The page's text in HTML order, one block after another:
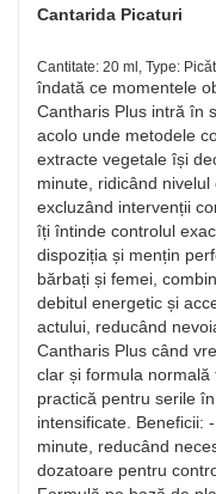
Cantarida Picaturi
Cantitate: 20 ml, Type:
îndată ce momentele
Cantharis Plus intră în
acolo unde metodele
extracte vegetale își
minute, ridicând
excluzând intervenții
îți întinde controlul
dispoziția și mențin
bărbați și femei,
debitul energetic și
actului, reducând
Cantharis Plus când
clar și formula
practică pentru serile
intensificate. Beneficii:
minute, reducând
dozatoare pentru